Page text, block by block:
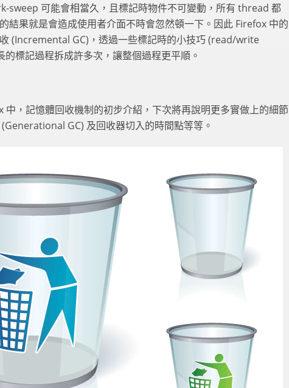
sweep 可能會相當久，且標記時物件不可變動，所有 thread 都
結果就是會造成使用者介面不時會忽然頓一下。因此 Firefox 中的
(Incremental GC)，透過一些標記時的小技巧 (read/write
標記過程拆成許多次，讓整個過程更平順。
中，記憶體回收機制的初步介紹，下次將再說明更多實做上的細節
GC) 及回收器切入的時間點等等。